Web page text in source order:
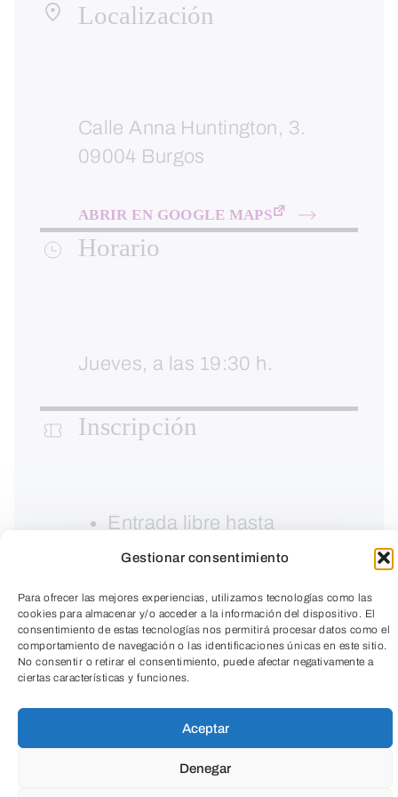
Gestionar consentimiento
Para ofrecer las mejores experiencias, utilizamos tecnologías como las
cookies para almacenar y/o acceder a la información del dispositivo. El
consentimiento de estas tecnologías nos permitirá procesar datos como el
comportamiento de navegación o las identificaciones únicas en este sitio.
No consentir o retirar el consentimiento, puede afectar negativamente a
ciertas características y funciones.
Aceptar
Denegar
Localización
Calle Anna Huntington, 3.
09004 Burgos
ABRIR EN GOOGLE MAPS
Horario
Jueves, a las 19:30 h.
Inscripción
Entrada libre hasta
completar aforo.